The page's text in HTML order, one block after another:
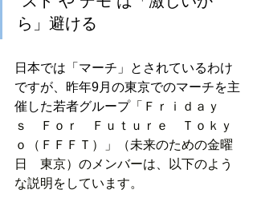
ら」避ける
日本では「マーチ」とされているわけ
ですが、昨年9月の東京でのマーチを主
催した若者グループ「Ｆｒｉｄａｙ
ｓ　Ｆｏｒ　Ｆｕｔｕｒｅ　Ｔｏｋｙ
ｏ（ＦＦＦＴ）」（未来のための金曜
日　東京）のメンバーは、以下のよう
な説明をしています。